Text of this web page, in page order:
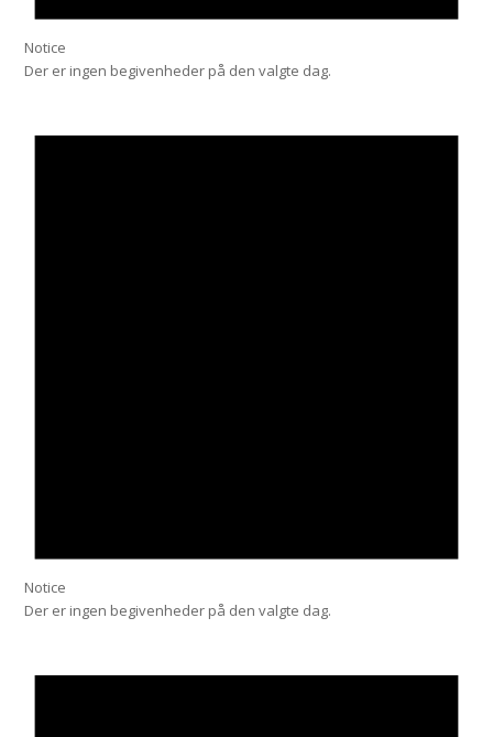
Notice
Der er ingen begivenheder på den valgte dag.
Notice
Der er ingen begivenheder på den valgte dag.